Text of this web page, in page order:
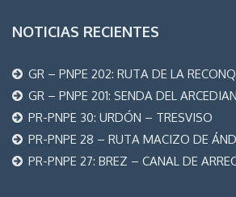
NOTICIAS RECIENTES
GR – PNPE 202: RUTA DE LA
GR – PNPE 201: SENDA DEL
PR-PNPE 30: URDÓN – TRESVISO
PR-PNPE 28 – RUTA MACIZO DE
PR-PNPE 27: BREZ – CANAL DE